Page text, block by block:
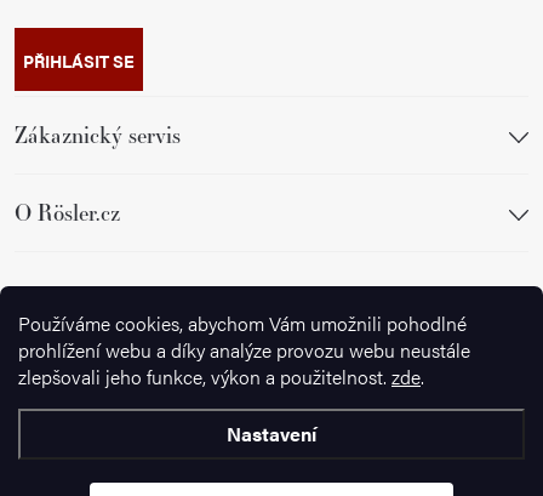
Používáme cookies, abychom Vám umožnili pohodlné
prohlížení webu a díky analýze provozu webu neustále
zlepšovali jeho funkce, výkon a použitelnost. zde.
Nastavení
PŘIHLÁSIT SE
Zákaznický servis
O Rösler.cz
Sledujte nás